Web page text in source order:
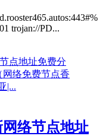
trojan://PD...
网络节点地址